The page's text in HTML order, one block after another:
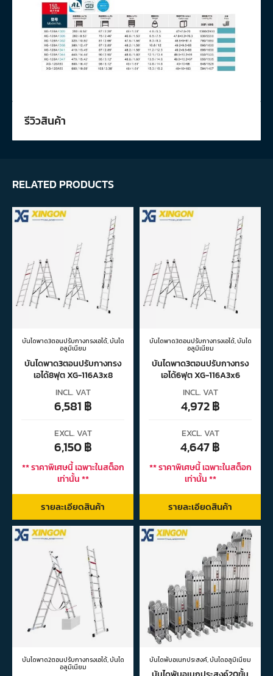
รีวิวสินค้า
RELATED PRODUCTS
บันไดพาด3ตอนปรับกางทรงเอได้,บันได
อลูมิเนียม
บันไดพาด3ตอนปรับกางทรง
เอได้8ฟุต XG-116A3x8
INCL. VAT
6,581 ฿
EXCL. VAT
6,150฿
** ราคาพิเศษนี้ เฉพาะในสต็อก
เท่านั้น **
รายละเอียดสินค้า
บันไดพาด3ตอนปรับกางทรงเอได้,บันได
อลูมิเนียม
บันไดพาด3ตอนปรับกางทรง
เอได้6ฟุต XG-116A3x6
INCL. VAT
4,972฿
EXCL. VAT
4,647฿
** ราคาพิเศษนี้ เฉพาะในสต็อก
เท่านั้น **
รายละเอียดสินค้า
บันไดพาด2ตอนปรับกางทรงเอได้,บันได
อลูมิเนียม
บันไดพับอเนกประสงค์,บันไดอลูมิเนียม